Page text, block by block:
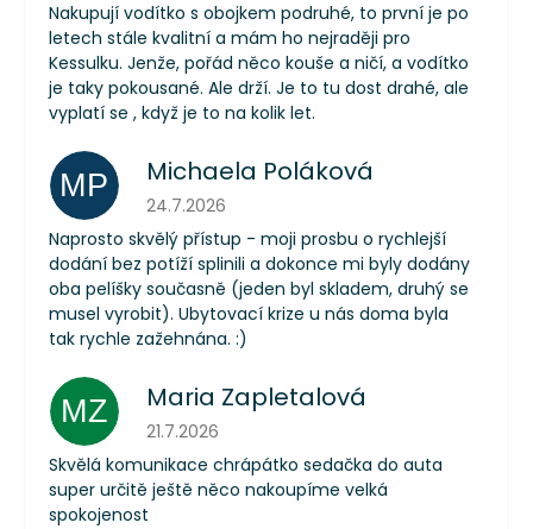
Nakupují vodítko s obojkem podruhé, to první je po
letech stále kvalitní a mám ho nejraději pro
Kessulku. Jenže, pořád něco kouše a ničí, a vodítko
je taky pokousané. Ale drží. Je to tu dost drahé, ale
vyplatí se , když je to na kolik let.
MP Michaela Poláková
Hodnocení obchodu je 5 z 5 hvězdiček.
24.7.2026
Naprosto skvělý přístup - moji prosbu o rychlejší
dodání bez potíží splinili a dokonce mi byly dodány
oba pelíšky současně (jeden byl skladem, druhý se
musel vyrobit). Ubytovací krize u nás doma byla
tak rychle zažehnána. :)
MZ Maria Zapletalová
Hodnocení obchodu je 5 z 5 hvězdiček.
21.7.2026
Skvělá komunikace chrápátko sedačka do auta
super určitě ještě něco nakoupíme velká
spokojenost